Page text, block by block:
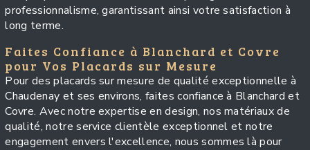
professionnalisme, garantissant ainsi votre satisfaction à
long terme.
Faites Confiance à Blanchard et Covre
pour Vos Placards sur Mesure
Pour des placards sur mesure de qualité exceptionnelle à
Chaudenay et ses environs, faites confiance à Blanchard et
Covre. Avec notre expertise en design, nos matériaux de
qualité, notre service clientèle exceptionnel et notre
engagement envers l'excellence, nous sommes là pour